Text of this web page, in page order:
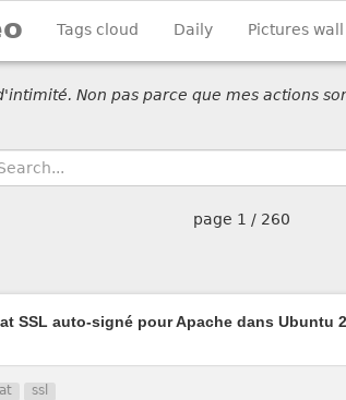
Tags cloud Daily Pictures wall
Non pas parce que mes actions
page 1 / 260
SSL auto-signé pour Apache dans Ubuntu
ssl